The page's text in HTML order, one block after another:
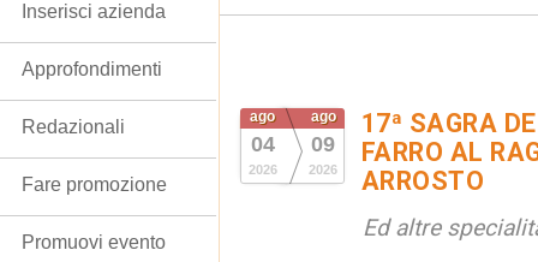
ago
04
2026
ago
09
2026
17ª SAGRA
FARRO AL
ARROSTO
Ed altre
Inserisci azienda
Approfondimenti
Redazionali
Fare promozione
Promuovi evento